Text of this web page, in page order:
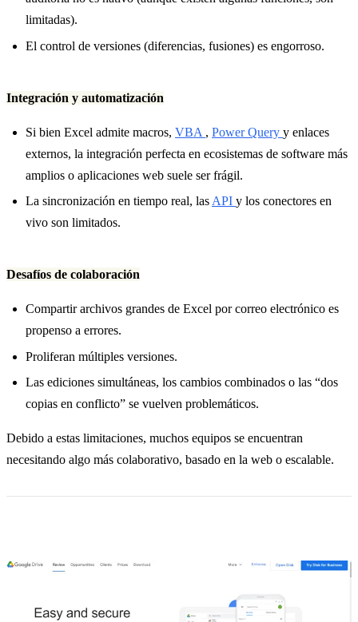
limitadas).
El control de versiones (diferencias, fusiones) es engorroso.
Integración y automatización
Si bien Excel admite macros, VBA , Power Query y enlaces
externos, la integración perfecta en ecosistemas de software más
amplios o aplicaciones web suele ser frágil.
La sincronización en tiempo real, las API y los conectores en
vivo son limitados.
Desafíos de colaboración
Compartir archivos grandes de Excel por correo electrónico es
propenso a errores.
Proliferan múltiples versiones.
Las ediciones simultáneas, los cambios combinados o las “dos
copias en conflicto” se vuelven problemáticos.
Debido a estas limitaciones, muchos equipos se encuentran
necesitando algo más colaborativo, basado en la web o escalable.